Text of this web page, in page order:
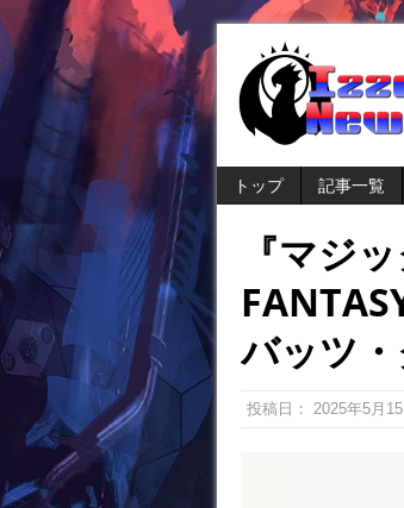
トップ 記事一覧
『マジ
バッツ
投稿日： 2025年5月15